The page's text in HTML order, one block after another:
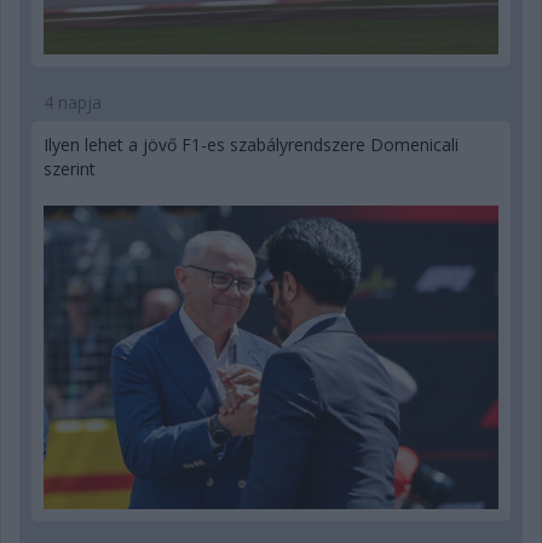
4 napja
Ilyen lehet a jövő F1-es szabályrendszere Domenicali
szerint